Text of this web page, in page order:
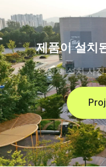
제품이 설치
실제 설치 사